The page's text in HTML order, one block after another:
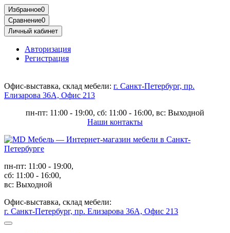
Избранное0
Сравнение0
Личный кабинет
Авторизация
Регистрация
Офис-выставка, склад мебели: г. Санкт-Петербург, пр.
Елизарова 36А, Офис 213
пн-пт: 11:00 - 19:00, сб: 11:00 - 16:00, вс: Выходной
Наши контакты
пн-пт: 11:00 - 19:00,
сб: 11:00 - 16:00,
вс: Выходной
Офис-выставка, склад мебели:
г. Санкт-Петербург, пр. Елизарова 36А, Офис 213